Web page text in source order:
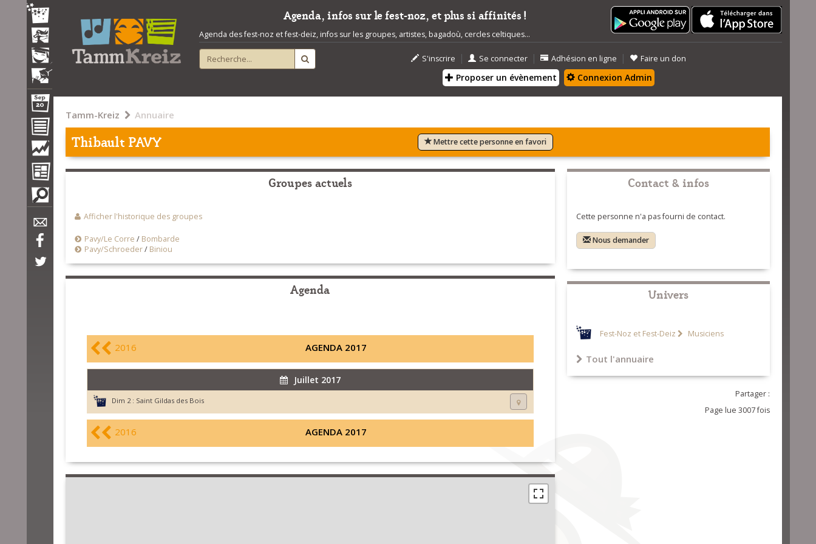
Agenda, infos sur le fest-noz, et plus si affinités !
Agenda des fest-noz et fest-deiz, infos sur les groupes, artistes, bagadoù, cercles celtiques...
S'inscrire | Se connecter | Adhésion en ligne | Faire un don
Proposer un évènement Connexion Admin
Tamm-Kreiz Annuaire
Thibault PAVY Mettre cette personne en favori
Groupes actuels
Afficher l'historique des groupes
Pavy/Le Corre / Bombarde
Pavy/Schroeder/ Biniou
Agenda
2016 AGENDA 2017
Juillet 2017
Dim 2 : Saint Gildas des Bois
2016 AGENDA 2017
Contact & infos
Cette personne n'a pas fourni de contact.
Nous demander
Univers
Fest-Noz et Fest-Deiz Musiciens
Tout l'annuaire
Partager :
Page lue 3007 fois